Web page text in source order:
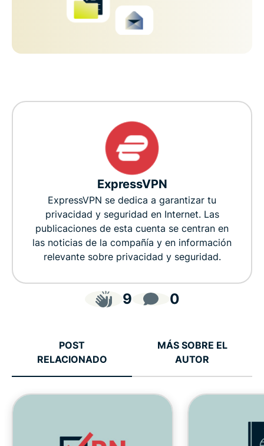
ExpressVPN
ExpressVPN se dedica a garantizar tu
privacidad y seguridad en Internet. Las
publicaciones de esta cuenta se centran en
las noticias de la compañía y en información
relevante sobre privacidad y seguridad.
9 0
POST
RELACIONADO
MÁS SOBRE EL
AUTOR